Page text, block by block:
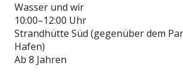
Wasser und wir
10:00–12:00 Uhr
Strandhütte Süd (gegenüber dem
Hafen)
Ab 8 Jahren